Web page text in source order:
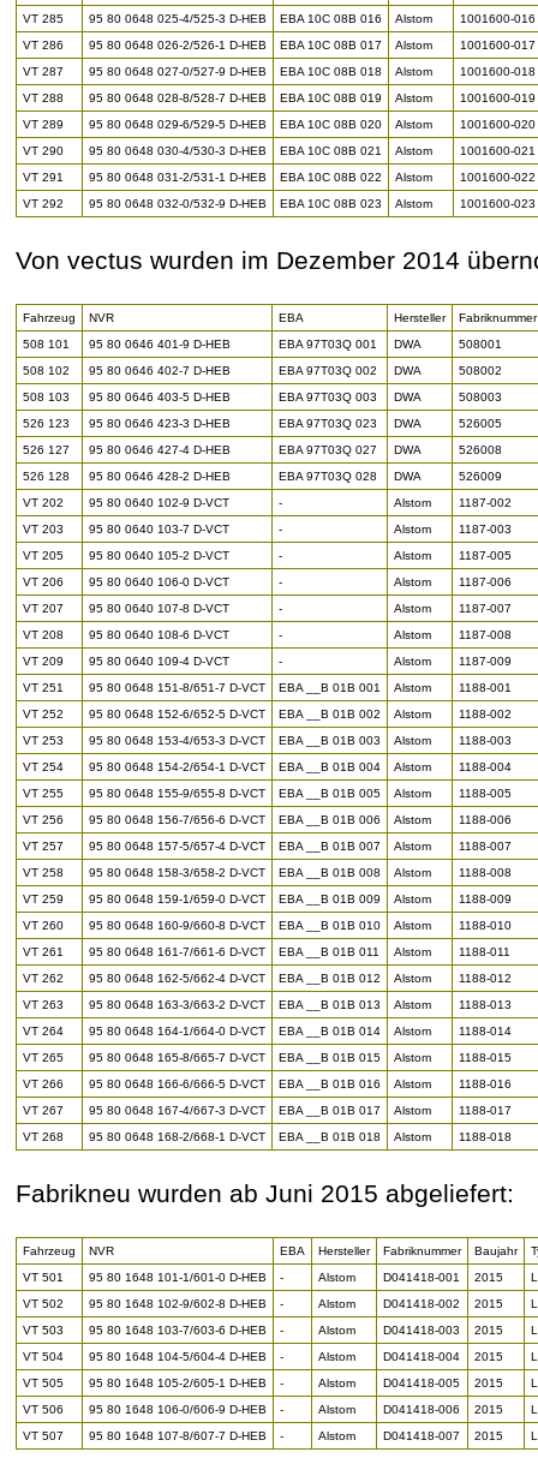
VT 285
95 80 0648 025-4/525-3 D-HEB EBA 10C 08B 016 Alstom
1001600-016
VT 286
95 80 0648 026-2/526-1 D-HEB EBA 10C 08B 017 Alstom
1001600-017
VT 287
95 80 0648 027-0/527-9 D-HEB EBA 10C 08B 018 Alstom
1001600-018
VT 288
95 80 0648 028-8/528-7 D-HEB EBA 10C 08B 019 Alstom
1001600-019
VT 289
95 80 0648 029-6/529-5 D-HEB EBA 10C 08B 020 Alstom
1001600-020
VT 290
95 80 0648 030-4/530-3 D-HEB EBA 10C 08B 021 Alstom
1001600-021
VT 291
95 80 0648 031-2/531-1 D-HEB EBA 10C 08B 022 Alstom
1001600-022
VT 292
95 80 0648 032-0/532-9 D-HEB EBA 10C 08B 023 Alstom 1001600-023
Von vectus wurden im Dezember 2014
Fahrzeug NVR EBA Hersteller
Fabriknummer
508 101
95 80 0646 401-9 D-HEB EBA 97T03Q 001 DWA
508001
508 102
95 80 0646 402-7 D-HEB EBA 97T03Q 002 DWA
508002
508 103
95 80 0646 403-5 D-HEB EBA 97T03Q 003 DWA
508003
526 123
95 80 0646 423-3 D-HEB EBA 97T03Q 023 DWA
526005
526 127
95 80 0646 427-4 D-HEB EBA 97T03Q 027 DWA
526008
526 128
95 80 0646 428-2 D-HEB EBA 97T03Q 028 DWA
526009
VT 202
95 80 0640 102-9 D-VCT - Alstom
1187-002
VT 203
95 80 0640 103-7 D-VCT - Alstom
1187-003
VT 205
95 80 0640 105-2 D-VCT - Alstom
1187-005
VT 206
95 80 0640 106-0 D-VCT - Alstom
1187-006
VT 207
95 80 0640 107-8 D-VCT - Alstom
1187-007
VT 208
95 80 0640 108-6 D-VCT - Alstom
1187-008
VT 209
95 80 0640 109-4 D-VCT - Alstom
1187-009
VT 251
95 80 0648 151-8/651-7 D-VCT EBA __B 01B 001 Alstom
1188-001
VT 252
95 80 0648 152-6/652-5 D-VCT EBA __B 01B 002 Alstom
1188-002
VT 253
95 80 0648 153-4/653-3 D-VCT EBA __B 01B 003 Alstom
1188-003
VT 254
95 80 0648 154-2/654-1 D-VCT EBA __B 01B 004 Alstom
1188-004
VT 255
95 80 0648 155-9/655-8 D-VCT EBA __B 01B 005 Alstom
1188-005
VT 256
95 80 0648 156-7/656-6 D-VCT EBA __B 01B 006 Alstom
1188-006
VT 257
95 80 0648 157-5/657-4 D-VCT EBA __B 01B 007 Alstom
1188-007
VT 258
95 80 0648 158-3/658-2 D-VCT EBA __B 01B 008 Alstom
1188-008
VT 259
95 80 0648 159-1/659-0 D-VCT EBA __B 01B 009 Alstom
1188-009
VT 260
95 80 0648 160-9/660-8 D-VCT EBA __B 01B 010 Alstom
1188-010
VT 261
95 80 0648 161-7/661-6 D-VCT EBA __B 01B 011 Alstom
1188-011
VT 262
95 80 0648 162-5/662-4 D-VCT EBA __B 01B 012 Alstom
1188-012
VT 263
95 80 0648 163-3/663-2 D-VCT EBA __B 01B 013 Alstom
1188-013
VT 264
95 80 0648 164-1/664-0 D-VCT EBA __B 01B 014 Alstom
1188-014
VT 265
95 80 0648 165-8/665-7 D-VCT EBA __B 01B 015 Alstom
1188-015
VT 266
95 80 0648 166-6/666-5 D-VCT EBA __B 01B 016 Alstom
1188-016
VT 267
95 80 0648 167-4/667-3 D-VCT EBA __B 01B 017 Alstom
1188-017
VT 268
95 80 0648 168-2/668-1 D-VCT EBA __B 01B 018 Alstom 1188-018
Fabrikneu wurden ab Juni 2015 abgeliefert:
Fahrzeug NVR EBA Hersteller Fabriknummer Baujahr
VT 501
95 80 1648 101-1/601-0 D-HEB - Alstom D041418-001 2015
VT 502
95 80 1648 102-9/602-8 D-HEB - Alstom D041418-002 2015
VT 503
95 80 1648 103-7/603-6 D-HEB - Alstom D041418-003 2015
VT 504
95 80 1648 104-5/604-4 D-HEB - Alstom D041418-004 2015
VT 505
95 80 1648 105-2/605-1 D-HEB - Alstom D041418-005 2015
VT 506
95 80 1648 106-0/606-9 D-HEB - Alstom D041418-006 2015
VT 507
95 80 1648 107-8/607-7 D-HEB - Alstom D041418-007 2015